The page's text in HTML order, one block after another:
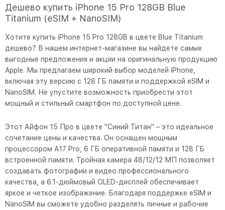
Дешево купить iPhone 15 Pro 128GB Blue
Titanium (eSIM + NanoSIM)
Хотите купить iPhone 15 Pro 128GB в цвете Blue Titanium
дешево? В нашем интернет-магазине вы найдете самые
выгодные предложения и акции на оригинальную продукцию
Apple. Мы предлагаем широкий выбор моделей iPhone,
включая эту версию с 128 ГБ памяти и поддержкой eSIM и
NanoSIM. Не упустите возможность приобрести этот
мощный и стильный смартфон по доступной цене.
Этот Айфон 15 Про в цвете "Синий Титан" – это идеальное
сочетание цены и качества. Он оснащен мощным
процессором A17 Pro, 6 ГБ оперативной памяти и 128 ГБ
встроенной памяти. Тройная камера 48/12/12 МП позволяет
создавать фотографии и видео профессионального
качества, а 6.1-дюймовый OLED-дисплей обеспечивает
яркое и четкое изображение. Благодаря поддержке eSIM и
NanoSIM вы сможете удобно разделять личные и рабочие